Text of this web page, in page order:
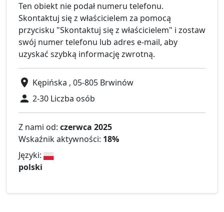
Ten obiekt nie podał numeru telefonu.
Skontaktuj się z właścicielem za pomocą
przycisku "Skontaktuj się z właścicielem" i zostaw
swój numer telefonu lub adres e-mail, aby
uzyskać szybką informację zwrotną.
Kępińska , 05-805 Brwinów
2-30 Liczba osób
Z nami od: czerwca 2025
Wskaźnik aktywności: 18%
Języki:
polski